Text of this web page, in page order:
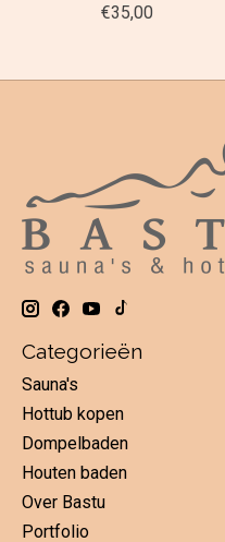
€35,00
Categorieën
Sauna's
Hottub kopen
Dompelbaden
Houten baden
Over Bastu
Portfolio